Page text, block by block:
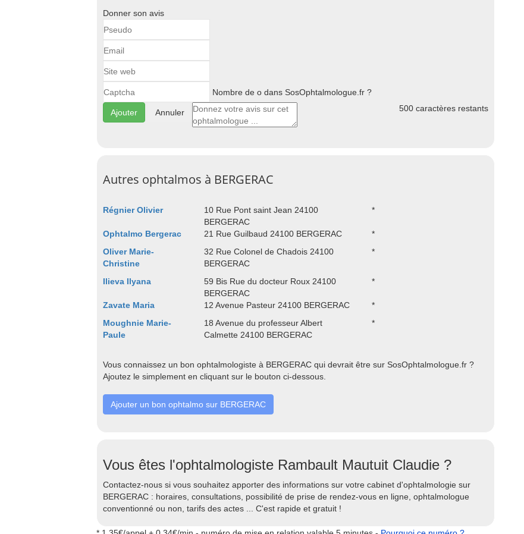
Donner son avis
Nombre de o dans SosOphtalmologue.fr ?
Annuler 500 caractères restants
Autres ophtalmos à BERGERAC
Régnier Olivier
10 Rue Pont saint Jean 24100
BERGERAC
*
Ophtalmo Bergerac 21 Rue Guilbaud 24100 BERGERAC
*
Oliver Marie-
Christine
32 Rue Colonel de Chadois 24100
BERGERAC
*
Ilieva Ilyana
59 Bis Rue du docteur Roux 24100
BERGERAC
*
Zavate Maria 12 Avenue Pasteur 24100 BERGERAC
*
Moughnie Marie-
Paule
18 Avenue du professeur Albert
Calmette 24100 BERGERAC
*
Vous connaissez un bon ophtalmologiste à BERGERAC qui devrait être sur SosOphtalmologue.fr ?
Ajoutez le simplement en cliquant sur le bouton ci-dessous.
Ajouter un bon ophtalmo sur BERGERAC
Vous êtes l'ophtalmologiste Rambault Mautuit Claudie ?
Contactez-nous si vous souhaitez apporter des informations sur votre cabinet d'ophtalmologie sur
BERGERAC : horaires, consultations, possibilité de prise de rendez-vous en ligne, ophtalmologue
conventionné ou non, tarifs des actes ... C'est rapide et gratuit !